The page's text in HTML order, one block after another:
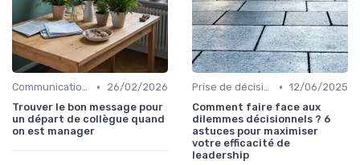
Communication efficace •
26/02/2026
Trouver le bon message pour
un départ de collègue quand
on est manager
Prise de décision • 12/06/2025
Comment faire face aux
dilemmes décisionnels ? 6
astuces pour maximiser
votre efficacité de
leadership